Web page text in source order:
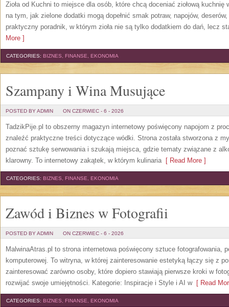
Zioła od Kuchni to miejsce dla osób, które chcą doceniać ziołową
na tym, jak zielone dodatki mogą dopełnić smak potraw, napojów,
praktyczny poradnik, w którym zioła nie są tylko dodatkiem do dań, lecz
More ]
CATEGORIES: BIZNES, FINANSE, EKONOMIA
Szampany i Wina Musujące
POSTED BY ADMIN ON CZERWIEC - 6 - 2026
TadzikPije.pl to obszerny magazyn internetowy poświęcony napojom z
znaleźć praktyczne treści dotyczące wódki. Strona została stworzona z
poznać sztukę serwowania i szukają miejsca, gdzie tematy związane z
klarowny. To internetowy zakątek, w którym kulinaria[ Read More ]
CATEGORIES: BIZNES, FINANSE, EKONOMIA
Zawód i Biznes w Fotografii
POSTED BY ADMIN ON CZERWIEC - 6 - 2026
MalwinaAtras.pl to strona internetowa poświęcony sztuce fotografowania,
komputerowej. To witryna, w której zainteresowanie estetyką łączy się z
zainteresować zarówno osoby, które dopiero stawiają pierwsze kroki w
rozwijać swoje umiejętności. Kategorie: Inspiracje i Style i AI w[ Read
CATEGORIES: BIZNES, FINANSE, EKONOMIA